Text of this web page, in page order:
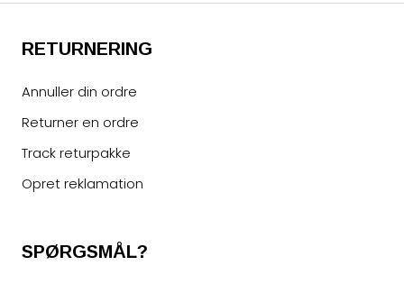
RETURNERING
Annuller din ordre
Returner en ordre
Track returpakke
Opret reklamation
SPØRGSMÅL?